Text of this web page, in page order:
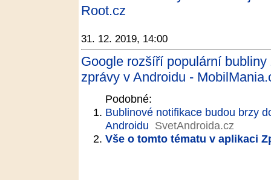
Root.cz
31. 12. 2019, 14:00
Google rozšíří populární
zprávy v Androidu -
Podobné:
Bublinové notifikace budou brzy
Androidu SvetAndroida.cz
Vše o tomto tématu v aplikaci